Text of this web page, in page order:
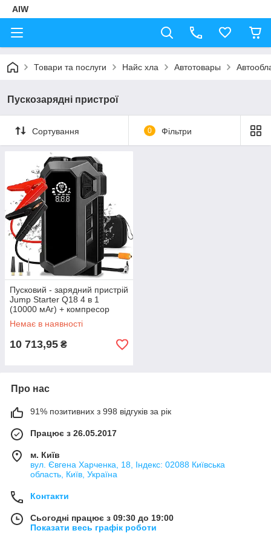
AIW
Товари та послуги Найс хла Автотовары
Пускозарядні пристрої
Сортування 0 Фільтри
Пусковий - зарядний пристрій
Jump Starter Q18 4 в 1
(10000 мАг) + компресор
(9556)
Немає в наявності
10 713,95 ₴
Про нас
91% позитивних з 998 відгуків за рік
Працює з 26.05.2017
м. Київ
вул. Євгена Харченка, 18, Індекс: 02088 Київська
область, Київ, Україна
Контакти
Сьогодні працює з 09:30 до 19:00
Показати весь графік роботи